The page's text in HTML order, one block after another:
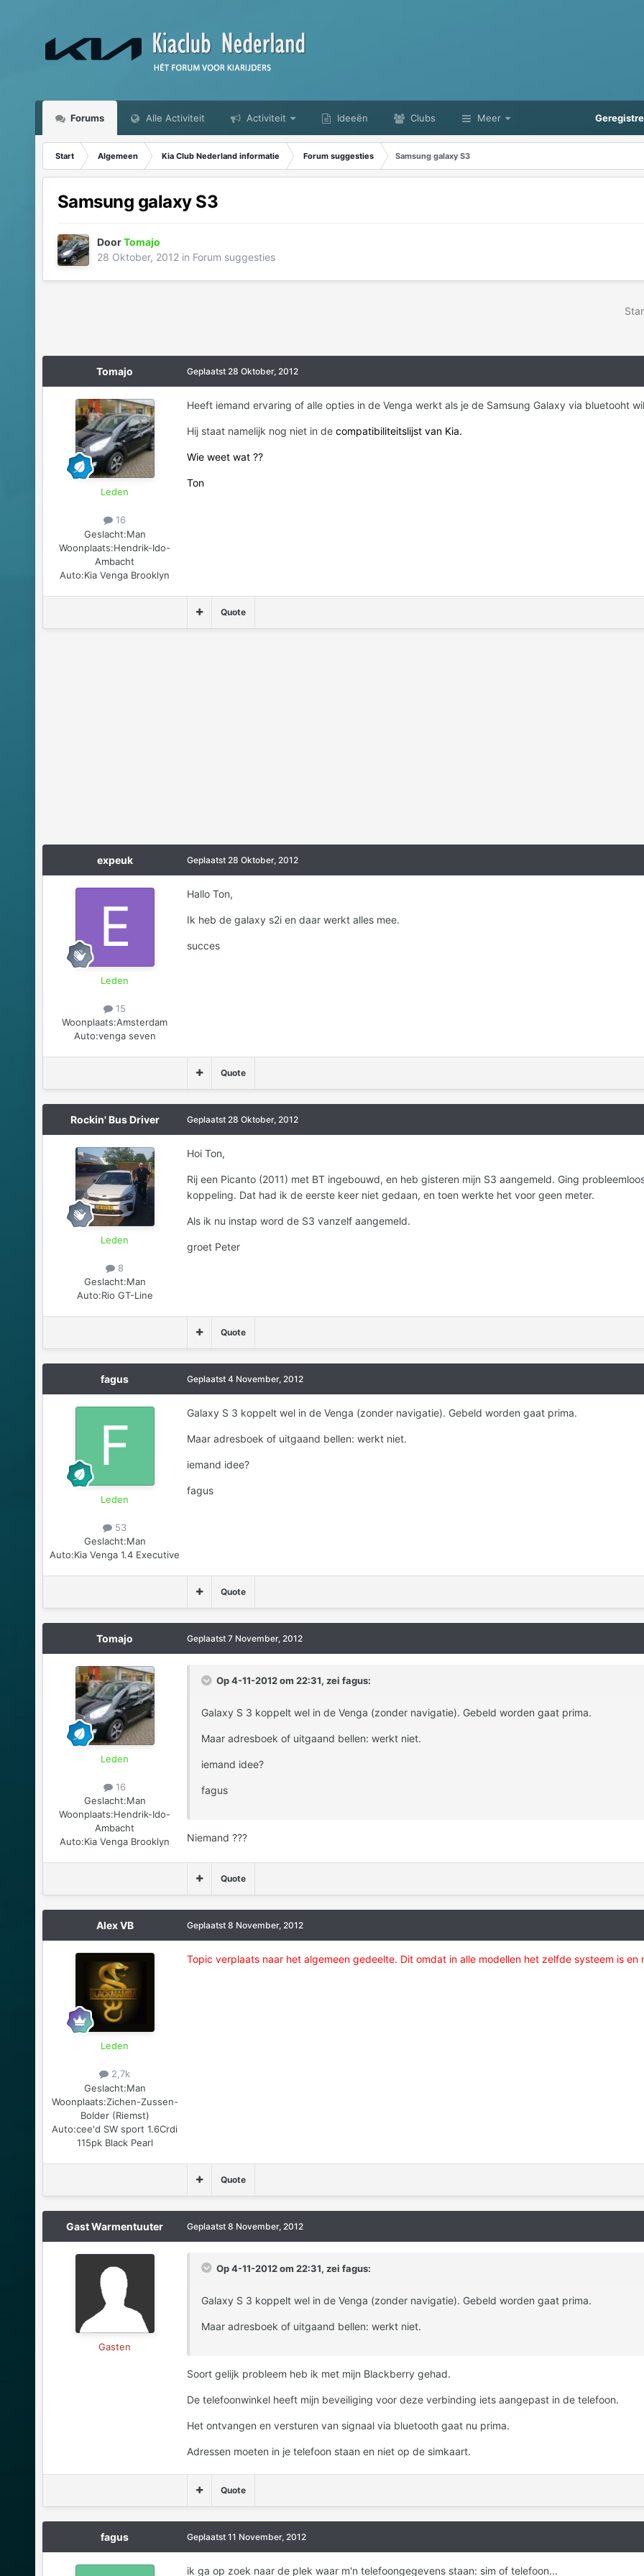
Forums Alle Activiteit Activiteit Ideeën Clubs Meer
Start Algemeen Kia Club Nederland informatie Forum suggesties Samsung galaxy S3
Samsung galaxy S3
DoorTomajo
28 Oktober, 2012in Forum suggesties
Tomajo
Leden
16
Geslacht:Man
Woonplaats:Hendrik-Ido-
Ambacht
Auto:Kia Venga Brooklyn
Geplaatst 28 Oktober, 2012
Heeft iemand ervaring of alle opties in de Venga werkt als je de Samsung Galaxy via bluetooht
Hij staat namelijk nog niet in decompatibiliteitslijst van Kia.
Wie weet wat ??
Ton
Quote
expeuk
Leden
15
Woonplaats:Amsterdam
Auto:venga seven
Geplaatst 28 Oktober, 2012
Hallo Ton,
Ik heb de galaxy s2i en daar werkt alles mee.
succes
Quote
Rockin' Bus Driver
Leden
8
Geslacht:Man
Auto:Rio GT-Line
Geplaatst 28 Oktober, 2012
Hoi Ton,
Rij een Picanto (2011) met BT ingebouwd, en heb gisteren mijn S3 aangemeld. Ging
koppeling. Dat had ik de eerste keer niet gedaan, en toen werkte het voor geen meter.
Als ik nu instap word de S3 vanzelf aangemeld.
groet Peter
Quote
fagus
Leden
53
Geslacht:Man
Auto:Kia Venga 1.4 Executive
Geplaatst 4 November, 2012
Galaxy S 3 koppelt wel in de Venga (zonder navigatie). Gebeld worden gaat prima.
Maar adresboek of uitgaand bellen: werkt niet.
iemand idee?
fagus
Quote
Tomajo
Leden
16
Geslacht:Man
Woonplaats:Hendrik-Ido-
Ambacht
Auto:Kia Venga Brooklyn
Geplaatst 7 November, 2012
Op 4-11-2012 om 22:31, zei fagus:
Galaxy S 3 koppelt wel in de Venga (zonder navigatie). Gebeld worden gaat prima.
Maar adresboek of uitgaand bellen: werkt niet.
iemand idee?
fagus
Niemand ???
Quote
Alex VB
Leden
2,7k
Geslacht:Man
Woonplaats:Zichen-Zussen-
Bolder (Riemst)
Auto:cee'd SW sport 1.6Crdi
115pk Black Pearl
Geplaatst 8 November, 2012
Topic verplaats naar het algemeen gedeelte. Dit omdat in alle modellen het zelfde systeem is en
Quote
Gast Warmentuuter
Gasten
Geplaatst 8 November, 2012
Op 4-11-2012 om 22:31, zei fagus:
Galaxy S 3 koppelt wel in de Venga (zonder navigatie). Gebeld worden gaat prima.
Maar adresboek of uitgaand bellen: werkt niet.
Soort gelijk probleem heb ik met mijn Blackberry gehad.
De telefoonwinkel heeft mijn beveiliging voor deze verbinding iets aangepast in de telefoon.
Het ontvangen en versturen van signaal via bluetooth gaat nu prima.
Adressen moeten in je telefoon staan en niet op de simkaart.
Quote
fagus Geplaatst 11 November, 2012
ik ga op zoek naar de plek waar m'n telefoongegevens staan: sim of telefoon...